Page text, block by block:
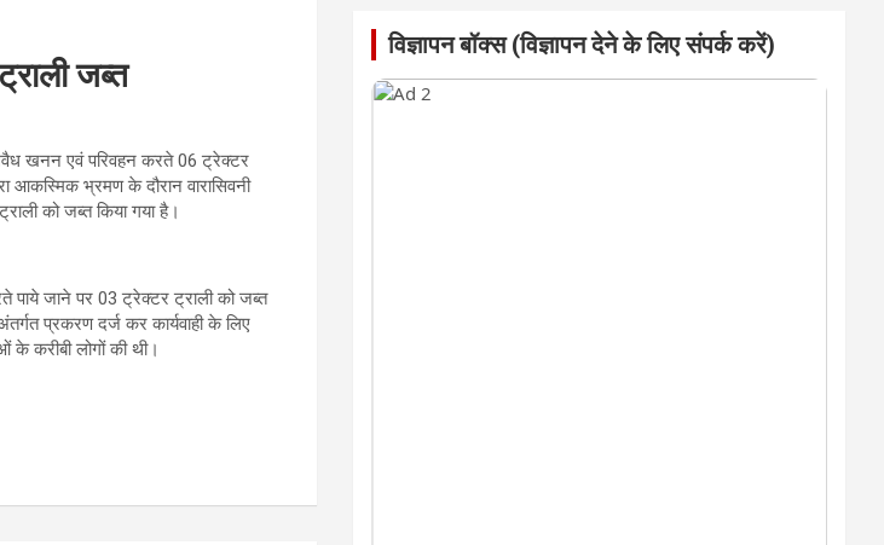
जब्त
खनन एवं परिवहन करते 06 ट्रेक्टर
आकस्मिक भ्रमण के दौरान वारासिवनी
को जब्त किया गया है।
पाये जाने पर 03 ट्रेक्टर ट्राली को जब्त
प्रकरण दर्ज कर कार्यवाही के लिए
के करीबी लोगों की थी।
विज्ञापन बॉक्स (विज्ञापन देने के लिए संपर्क करें)